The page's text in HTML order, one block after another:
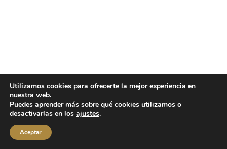
Utilizamos cookies para ofrecerte la mejor experiencia en
nuestra web.
Puedes aprender más sobre qué cookies utilizamos o
desactivarlas en los ajustes.
Aceptar